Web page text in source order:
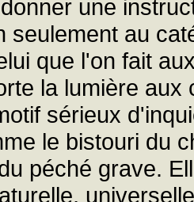
une
seulement au
que l'on fait
la lumière
sérieux
le bistouri du
péché grave.